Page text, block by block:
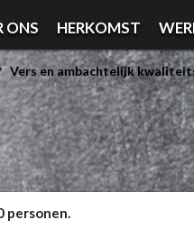
ONS HERKOMST
Vers en ambachtelijk
personen.